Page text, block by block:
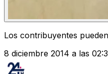
Los contribuyentes
8 diciembre 2014 a las